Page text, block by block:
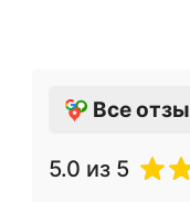
Все
5.0 из 5